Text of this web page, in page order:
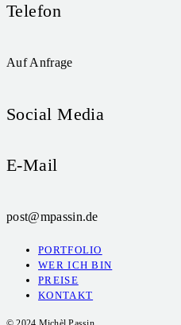
Telefon
Auf Anfrage
Social Media
E-Mail
post@mpassin.de
PORTFOLIO
WER ICH BIN
PREISE
KONTAKT